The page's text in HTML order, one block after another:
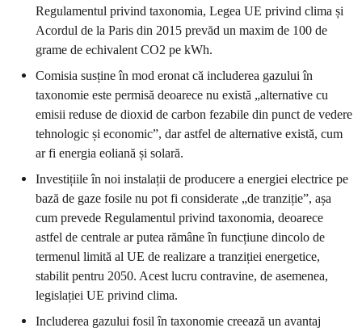
Regulamentul privind taxonomia, Legea UE privind clima și
Acordul de la Paris din 2015 prevăd un maxim de 100 de
grame de echivalent CO2 pe kWh.
Comisia susține în mod eronat că includerea gazului în
taxonomie este permisă deoarece nu există „alternative cu
emisii reduse de dioxid de carbon fezabile din punct de vedere
tehnologic și economic”, dar astfel de alternative există, cum
ar fi energia eoliană și solară.
Investițiile în noi instalații de producere a energiei electrice pe
bază de gaze fosile nu pot fi considerate „de tranziție”, așa
cum prevede Regulamentul privind taxonomia, deoarece
astfel de centrale ar putea rămâne în funcțiune dincolo de
termenul limită al UE de realizare a tranziției energetice,
stabilit pentru 2050. Acest lucru contravine, de asemenea,
legislației UE privind clima.
Includerea gazului fosil în taxonomie creează un avantaj